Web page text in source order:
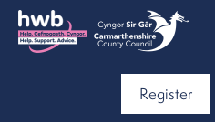
Register